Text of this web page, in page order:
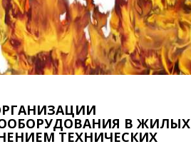
В ЖИЛЫХ
ТЕХНИЧЕСКИХ